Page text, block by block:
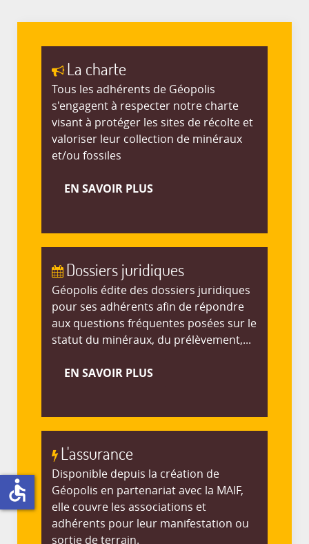
La charte
Tous les adhérents de Géopolis
s'engagent à respecter notre charte
visant à protéger les sites de récolte et
valoriser leur collection de minéraux
et/ou fossiles
EN SAVOIR PLUS
Dossiers juridiques
Géopolis édite des dossiers juridiques
pour ses adhérents afin de répondre
aux questions fréquentes posées sur le
statut du minéraux, du prélèvement,...
EN SAVOIR PLUS
L'assurance
Disponible depuis la création de
Géopolis en partenariat avec la MAIF,
elle couvre les associations et
adhérents pour leur manifestation ou
sortie de terrain.
accessible